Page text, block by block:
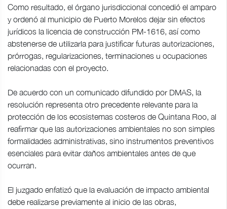
Como resultado, el órgano jurisdiccional concedió el amparo
y ordenó al municipio de Puerto Morelos dejar sin efectos
jurídicos la licencia de construcción PM-1616, así como
abstenerse de utilizarla para justificar futuras autorizaciones,
prórrogas, regularizaciones, terminaciones u ocupaciones
relacionadas con el proyecto.
De acuerdo con un comunicado difundido por DMAS, la
resolución representa otro precedente relevante para la
protección de los ecosistemas costeros de Quintana Roo, al
reafirmar que las autorizaciones ambientales no son simples
formalidades administrativas, sino instrumentos preventivos
esenciales para evitar daños ambientales antes de que
ocurran.
El juzgado enfatizó que la evaluación de impacto ambiental
debe realizarse previamente al inicio de las obras,